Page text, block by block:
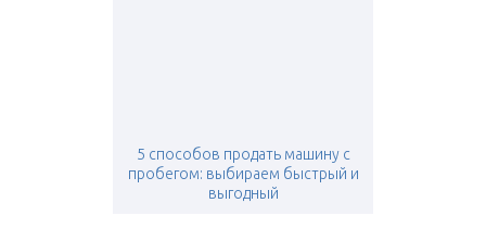
5 способов продать машину с
пробегом: выбираем быстрый и
выгодный